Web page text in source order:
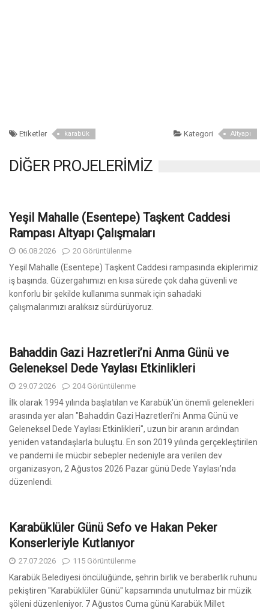
Etiketler karabük Kategori Altyapı
DİĞER PROJELERİMİZ
Yeşil Mahalle (Esentepe) Taşkent Caddesi
Rampası Altyapı Çalışmaları
06.08.2026 20 Görüntülenme
Yeşil Mahalle (Esentepe) Taşkent Caddesi rampasında ekiplerimiz
iş başında. Güzergahımızı en kısa sürede çok daha güvenli ve
konforlu bir şekilde kullanıma sunmak için sahadaki
çalışmalarımızı aralıksız sürdürüyoruz.
Bahaddin Gazi Hazretleri’ni Anma Günü ve
Geleneksel Dede Yaylası Etkinlikleri
29.07.2026 204 Görüntülenme
İlk olarak 1994 yılında başlatılan ve Karabük’ün önemli gelenekleri
arasında yer alan "Bahaddin Gazi Hazretleri’ni Anma Günü ve
Geleneksel Dede Yaylası Etkinlikleri", uzun bir aranın ardından
yeniden vatandaşlarla buluştu. En son 2019 yılında gerçekleştirilen
ve pandemi ile mücbir sebepler nedeniyle ara verilen dev
organizasyon, 2 Ağustos 2026 Pazar günü Dede Yaylası’nda
düzenlendi.
Karabüklüler Günü Sefo ve Hakan Peker
Konserleriyle Kutlanıyor
27.07.2026 115 Görüntülenme
Karabük Belediyesi öncülüğünde, şehrin birlik ve beraberlik ruhunu
pekiştiren "Karabüklüler Günü" kapsamında unutulmaz bir müzik
şöleni düzenleniyor. 7 Ağustos Cuma günü Karabük Millet